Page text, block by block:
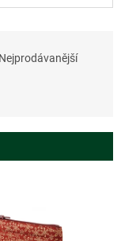
Nejprodávanější